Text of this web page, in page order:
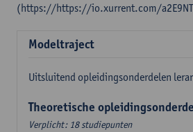
(https://https://io.xurrent.com/
Modeltraject
Uitsluitend opleidingsonderdelen
Theoretische
Verplicht: 18 studiepunten